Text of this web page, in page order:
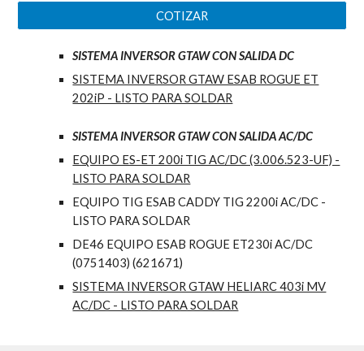
COTIZAR
SISTEMA INVERSOR GTAW CON SALIDA DC
SISTEMA INVERSOR GTAW ESAB ROGUE ET
202iP - LISTO PARA SOLDAR
SISTEMA INVERSOR GTAW CON SALIDAAC/DC
EQUIPO ES-ET 200i TIG AC/DC (3.006.523-UF) -
LISTO PARA SOLDAR
EQUIPO TIG ESAB CADDY TIG 2200i AC/DC -
LISTO PARA SOLDAR
DE46 EQUIPO ESAB ROGUE ET230i AC/DC
(0751403) (621671)
SISTEMA INVERSOR GTAW HELIARC 403i MV
AC/DC - LISTO PARA SOLDAR